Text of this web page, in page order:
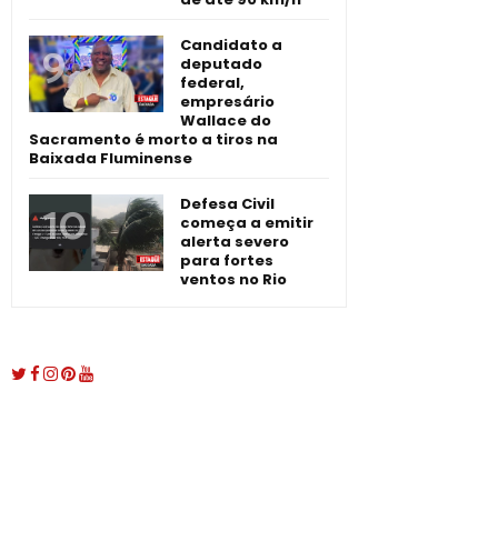
Candidato a
deputado
federal,
empresário
Wallace do
Sacramento é morto a tiros na
Baixada Fluminense
Defesa Civil
começa a emitir
alerta severo
para fortes
ventos no Rio